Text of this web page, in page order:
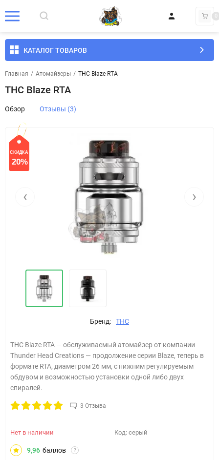
0
КАТАЛОГ ТОВАРОВ
Главная / Атомайзеры / THC Blaze RTA
THC Blaze RTA
Обзор Отзывы (3)
‹ ›
СКИДКА
20%
Бренд: THC
THC Blaze RTA — обслуживаемый атомайзер от компании
Thunder Head Creations — продолжение серии Blaze, теперь в
формате RTA, диаметром 26 мм, с нижним регулируемым
обдувом и возможностью установки одной либо двух
спиралей.
3 Отзыва
Нет в наличии Код: серый
9,96 баллов ?